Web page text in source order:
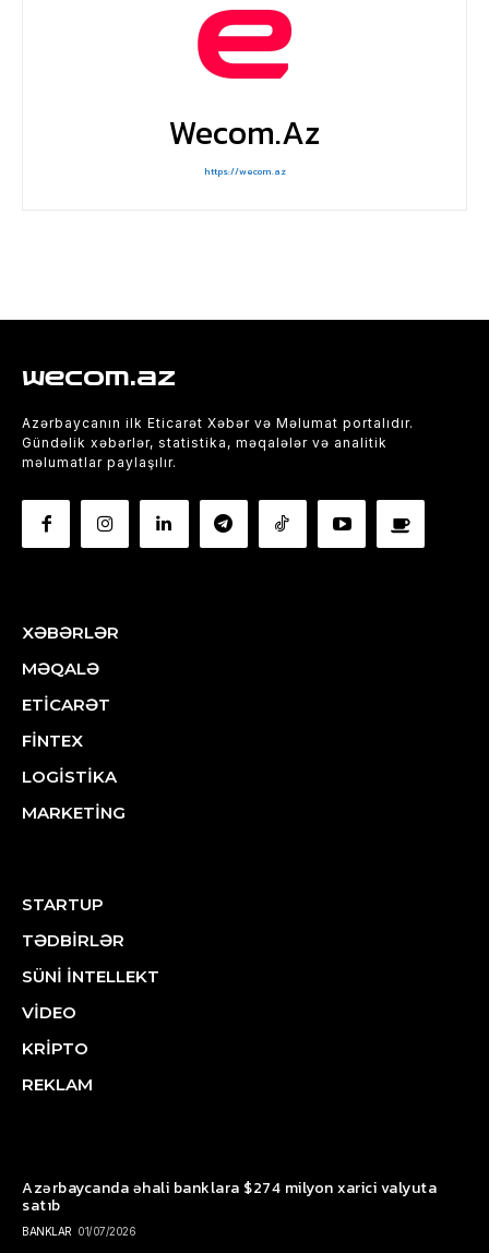
Wecom.az
https://wecom.az
wecom.az
Azərbaycanın ilk Eticarət Xəbər və Məlumat portalıdır.
Gündəlik xəbərlər, statistika, məqalələr və analitik
məlumatlar paylaşılır.
XƏBƏRLƏR
MƏQALƏ
ETİCARƏT
FİNTEX
LOGİSTİKA
MARKETİNG
STARTUP
TƏDBİRLƏR
SÜNİ İNTELLEKT
VİDEO
KRİPTO
REKLAM
Azərbaycanda əhali banklara $274 milyon xarici valyuta
satıb
BANKLAR 01/07/2026